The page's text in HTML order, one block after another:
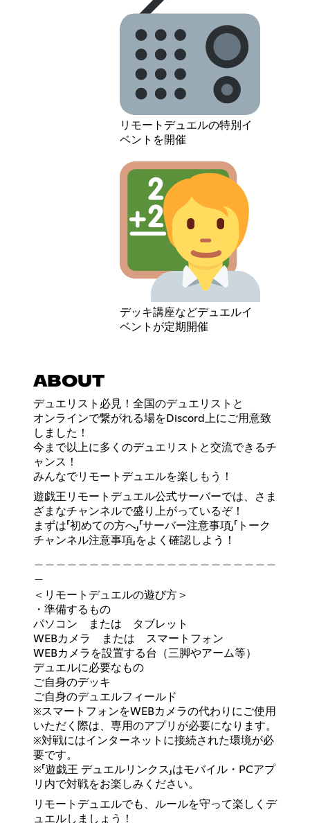
リモートデュエルの特別イ
ベントを開催
デッキ講座などデュエルイ
ベントが定期開催
ABOUT
デュエリスト必見！全国のデュエリストと
オンラインで繋がれる場をDiscord上にご用意致
しました！
今まで以上に多くのデュエリストと交流できるチ
ャンス！
みんなでリモートデュエルを楽しもう！
遊戯王リモートデュエル公式サーバーでは、さま
ざまなチャンネルで盛り上がっているぞ！
まずは「初めての方へ」「サーバー注意事項」「トーク
チャンネル注意事項」をよく確認しよう！
＜リモートデュエルの遊び方＞
・準備するもの
パソコン または タブレット
WEBカメラ または スマートフォン
WEBカメラを設置する台（三脚やアーム等）
デュエルに必要なもの
ご自身のデッキ
ご自身のデュエルフィールド
※スマートフォンをWEBカメラの代わりにご使用
いただく際は、専用のアプリが必要になります。
※対戦にはインターネットに接続された環境が必
要です。
※「遊戯王 デュエルリンクス」はモバイル・PCアプ
リ内で対戦をお楽しみください。
リモートデュエルでも、ルールを守って楽しくデ
ュエルしましょう！